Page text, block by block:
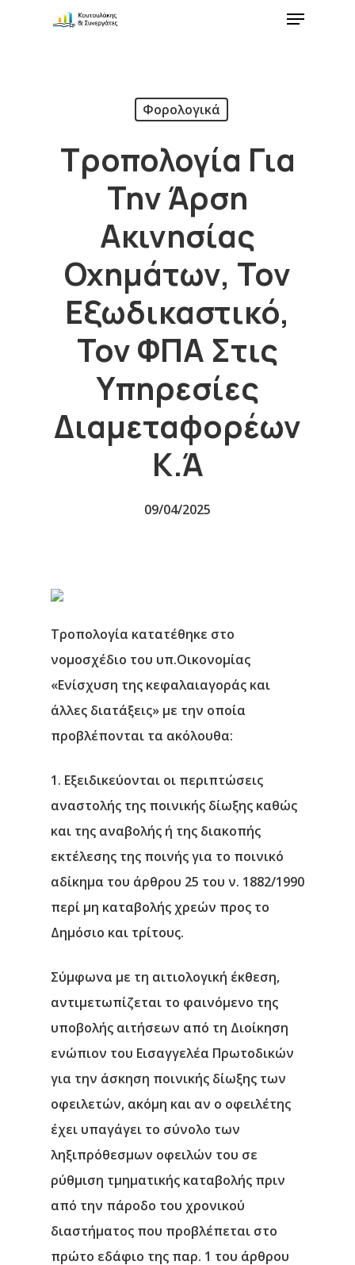
Φορολογικά
Τροπολογία Για
Την Άρση
Ακινησίας
Οχημάτων, Τον
Εξωδικαστικό,
Τον ΦΠΑ Στις
Υπηρεσίες
Διαμεταφορέων
Κ.ά
09/04/2025
Τροπολογία κατατέθηκε στο
νομοσχέδιο του υπ.Οικονομίας
«Ενίσχυση της κεφαλαιαγοράς και
άλλες διατάξεις» με την οποία
προβλέπονται τα ακόλουθα:
1. Εξειδικεύονται οι περιπτώσεις
αναστολής της ποινικής δίωξης καθώς
και της αναβολής ή της διακοπής
εκτέλεσης της ποινής για το ποινικό
αδίκημα του άρθρου 25 του ν. 1882/1990
περί μη καταβολής χρεών προς το
Δημόσιο και τρίτους.
Σύμφωνα με τη αιτιολογική έκθεση,
αντιμετωπίζεται το φαινόμενο της
υποβολής αιτήσεων από τη Διοίκηση
ενώπιον του Εισαγγελέα Πρωτοδικών
για την άσκηση ποινικής δίωξης των
οφειλετών, ακόμη και αν ο οφειλέτης
έχει υπαγάγει το σύνολο των
ληξιπρόθεσμων οφειλών του σε
ρύθμιση τμηματικής καταβολής πριν
από την πάροδο του χρονικού
διαστήματος που προβλέπεται στο
πρώτο εδάφιο της παρ. 1 του άρθρου